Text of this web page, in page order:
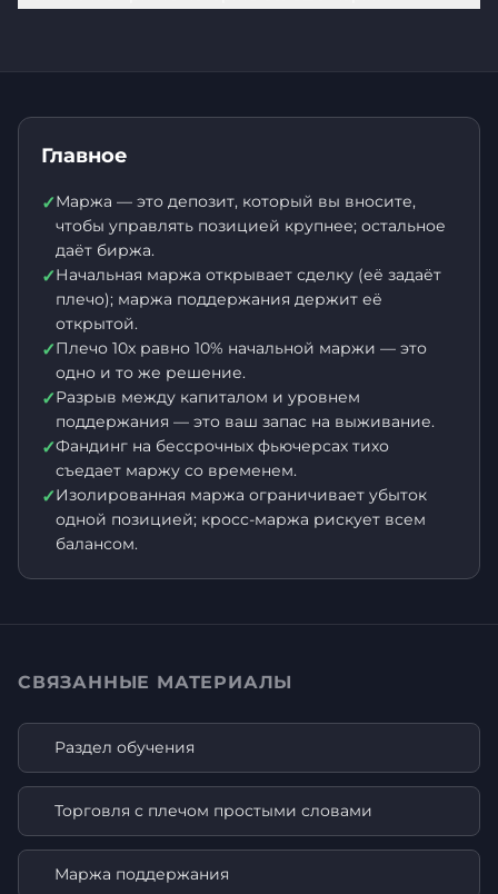
Главное
✓Маржа — это депозит, который вы вносите,
чтобы управлять позицией крупнее; остальное
даёт биржа.
✓Начальная маржа открывает сделку (её задаёт
плечо); маржа поддержания держит её
открытой.
✓Плечо 10x равно 10% начальной маржи — это
одно и то же решение.
✓Разрыв между капиталом и уровнем
поддержания — это ваш запас на выживание.
✓Фандинг на бессрочных фьючерсах тихо
съедает маржу со временем.
✓Изолированная маржа ограничивает убыток
одной позицией; кросс-маржа рискует всем
балансом.
СВЯЗАННЫЕ МАТЕРИАЛЫ
Раздел обучения
Торговля с плечом простыми словами
Маржа поддержания